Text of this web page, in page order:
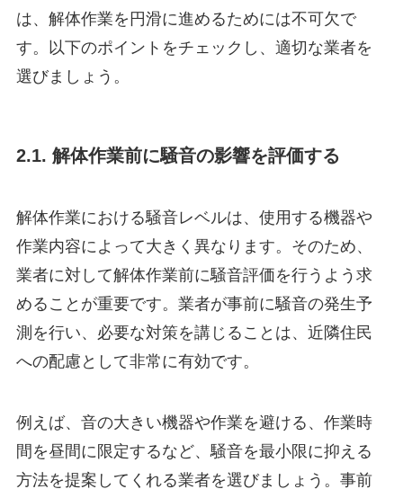
は、解体作業を円滑に進めるためには不可欠で
す。以下のポイントをチェックし、適切な業者を
選びましょう。
2.1. 解体作業前に騒音の影響を評価する
解体作業における騒音レベルは、使用する機器や
作業内容によって大きく異なります。そのため、
業者に対して解体作業前に騒音評価を行うよう求
めることが重要です。業者が事前に騒音の発生予
測を行い、必要な対策を講じることは、近隣住民
への配慮として非常に有効です。
例えば、音の大きい機器や作業を避ける、作業時
間を昼間に限定するなど、騒音を最小限に抑える
方法を提案してくれる業者を選びましょう。事前